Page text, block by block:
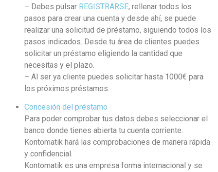
– Debes pulsar REGISTRARSE, rellenar todos los
pasos para crear una cuenta y desde ahí, se puede
realizar una solicitud de préstamo, siguiendo todos los
pasos indicados. Desde tu área de clientes puedes
solicitar un préstamo eligiendo la cantidad que
necesitas y el plazo.
– Al ser ya cliente puedes solicitar hasta 1000€ para
los próximos préstamos.
Concesión del préstamo
Para poder comprobar tus datos debes seleccionar el
banco donde tienes abierta tu cuenta corriente.
Kontomatik hará las comprobaciones de manera rápida
y confidencial.
Kontomatik es una empresa forma internacional y se